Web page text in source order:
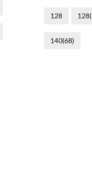
128
140(68)